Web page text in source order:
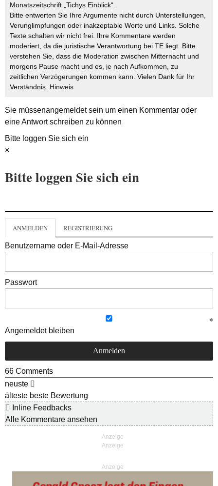
Monatszeitschrift „Tichys Einblick“.
Bitte entwerten Sie Ihre Argumente nicht durch Unterstellungen,
Verunglimpfungen oder inakzeptable Worte und Links. Solche
Texte schalten wir nicht frei. Ihre Kommentare werden
moderiert, da die juristische Verantwortung bei TE liegt. Bitte
verstehen Sie, dass die Moderation zwischen Mitternacht und
morgens Pause macht und es, je nach Aufkommen, zu
zeitlichen Verzögerungen kommen kann. Vielen Dank für Ihr
Verständnis. Hinweis
Sie müssenangemeldetsein um einen Kommentar oder
eine Antwort schreiben zu können
Bitte loggen Sie sich ein
×
Bitte loggen Sie sich ein
ANMELDEN REGISTRIERUNG
Benutzername oder E-Mail-Adresse
Passwort
Angemeldet bleiben
66 Comments
neuste
älteste beste Bewertung
Inline Feedbacks
Alle Kommentare ansehen
Anzeige